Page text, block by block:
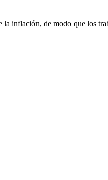
inflación, de modo que los